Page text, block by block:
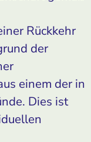
Rückkehr
der
einem der in
Dies ist